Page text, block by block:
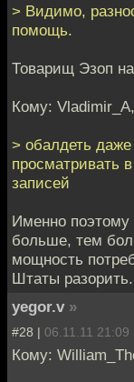
> Видимо,
помощь.
Товарищ Эзоп
Кому: Vladimir_A,
> обалдеть даже
просматривать
записей
Именно поэтому
больше, тем
мощность
Штаты разорить.
yegor.v »
#28 | 06.11.11 21:09
Кому: